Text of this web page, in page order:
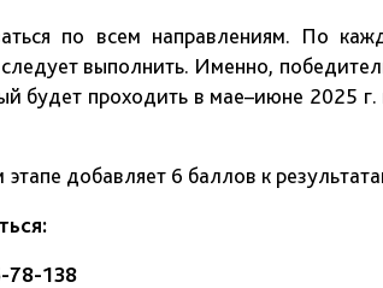
по всем направлениям. По
выполнить. Именно,
будет проходить в мае–июне 2025
добавляет 6 баллов к
78-138